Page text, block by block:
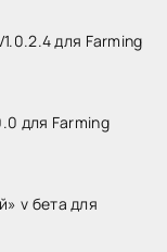
для Farming
для Farming
v бета для